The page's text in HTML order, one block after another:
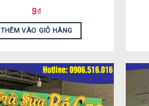
9₫
THÊM VÀO GIỎ HÀNG